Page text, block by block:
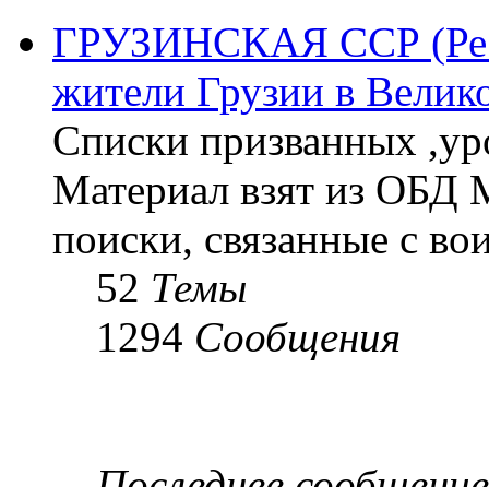
ГРУЗИНСКАЯ ССР
жители Грузии в
Списки призванных
Материал взят из ОБД
поиски, связанные с
52 Темы
1294 Сообщения